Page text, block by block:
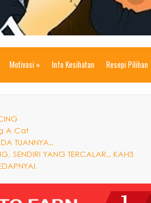
Motivasi » Info Kesihatan Resepi Pilihan
A Cat
TUANNYA..
SENDIRI YANG TERCALAR.. KAH3